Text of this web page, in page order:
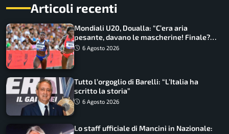
Articoli recenti
Mondiali U20, Doualla: “C’era aria
pesante, davano le mascherine! Finale?
Non ho nulla da perdere”
6 Agosto 2026
Tutto l’orgoglio di Barelli: “L’Italia ha
scritto la storia”
6 Agosto 2026
Lo staff ufficiale di Mancini in Nazionale: